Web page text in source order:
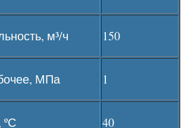
м³/ч 150
МПа 1
ºС 40